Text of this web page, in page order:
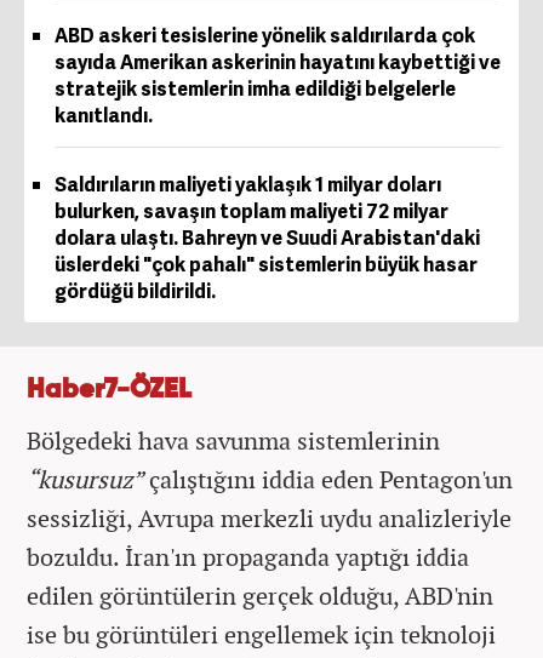
ABD askeri tesislerine yönelik saldırılarda çok
sayıda Amerikan askerinin hayatını kaybettiği ve
stratejik sistemlerin imha edildiği belgelerle
kanıtlandı.
Saldırıların maliyeti yaklaşık 1 milyar doları
bulurken, savaşın toplam maliyeti 72 milyar
dolara ulaştı. Bahreyn ve Suudi Arabistan'daki
üslerdeki "çok pahalı" sistemlerin büyük hasar
gördüğü bildirildi.
Haber7-ÖZEL
Bölgedeki hava savunma sistemlerinin
“kusursuz”çalıştığını iddia eden Pentagon'un
sessizliği, Avrupa merkezli uydu analizleriyle
bozuldu. İran'ın propaganda yaptığı iddia
edilen görüntülerin gerçek olduğu, ABD'nin
ise bu görüntüleri engellemek için teknoloji